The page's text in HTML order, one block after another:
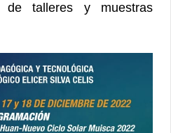
talleres y muestras